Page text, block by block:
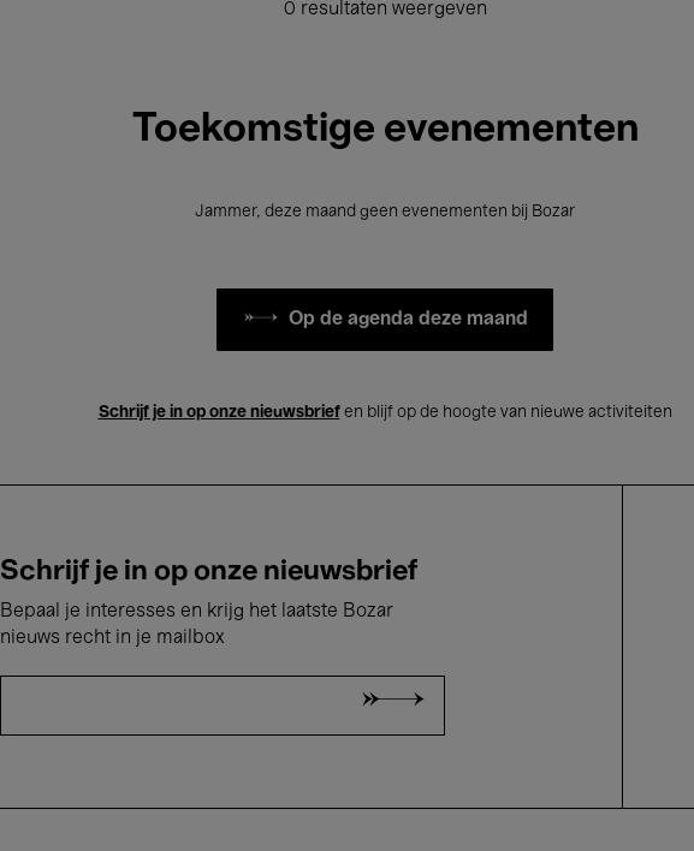
0 resultaten weergeven
Toekomstige evenementen
Jammer, deze maand geen evenementen bij Bozar
Op de agenda deze maand
Schrijf je in op onze nieuwsbriefen blijf op de hoogte van nieuwe activiteiten
Schrijf je in op onze nieuwsbrief
Bepaal je interesses en krijg het laatste Bozar
nieuws recht in je mailbox